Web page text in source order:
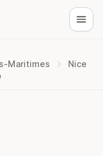
Maritimes
Nice